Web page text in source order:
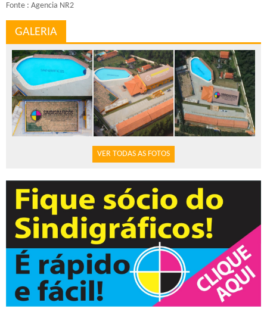
Fonte : Agencia NR2
GALERIA
VER TODAS AS FOTOS